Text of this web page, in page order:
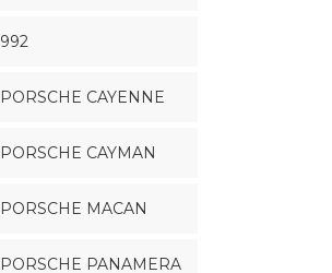
992
PORSCHE CAYENNE
PORSCHE CAYMAN
PORSCHE MACAN
PORSCHE PANAMERA